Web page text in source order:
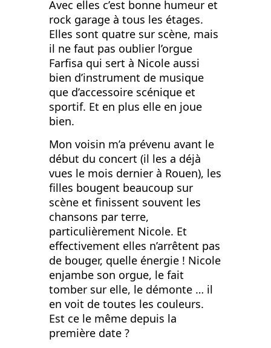
Avec elles c’est bonne humeur et
rock garage à tous les étages.
Elles sont quatre sur scène, mais
il ne faut pas oublier l’orgue
Farfisa qui sert à Nicole aussi
bien d’instrument de musique
que d’accessoire scénique et
sportif. Et en plus elle en joue
bien.
Mon voisin m’a prévenu avant le
début du concert (il les a déjà
vues le mois dernier à Rouen), les
filles bougent beaucoup sur
scène et finissent souvent les
chansons par terre,
particulièrement Nicole. Et
effectivement elles n’arrêtent pas
de bouger, quelle énergie ! Nicole
enjambe son orgue, le fait
tomber sur elle, le démonte … il
en voit de toutes les couleurs.
Est ce le même depuis la
première date ?